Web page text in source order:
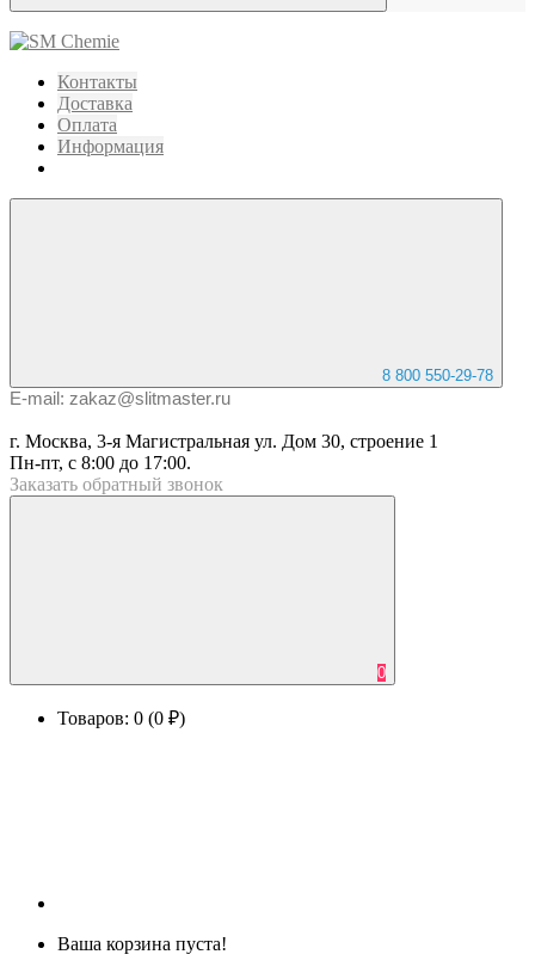
Контакты
Доставка
Оплата
Информация
8 800 550-29-78
E-mail: zakaz@slitmaster.ru
г. Москва, 3-я Магистральная ул. Дом 30, строение 1
Пн-пт, с 8:00 до 17:00.
Заказать обратный звонок
0
Товаров: 0 (0 ₽)
Ваша корзина пуста!